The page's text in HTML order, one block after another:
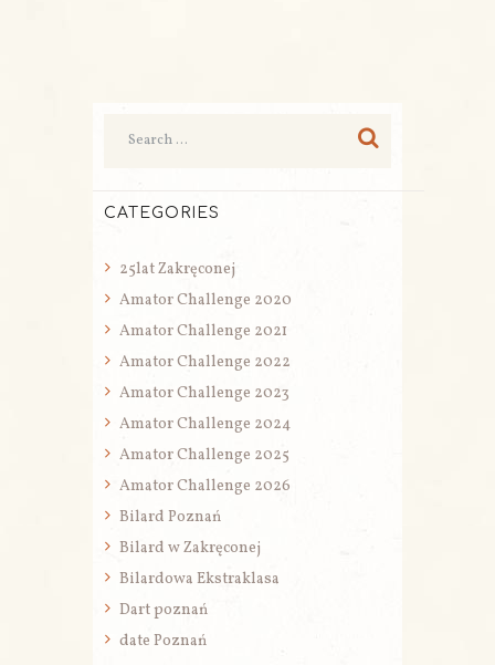
CATEGORIES
25lat Zakręconej
Amator Challenge 2020
Amator Challenge 2021
Amator Challenge 2022
Amator Challenge 2023
Amator Challenge 2024
Amator Challenge 2025
Amator Challenge 2026
Bilard Poznań
Bilard w Zakręconej
Bilardowa Ekstraklasa
Dart poznań
date Poznań